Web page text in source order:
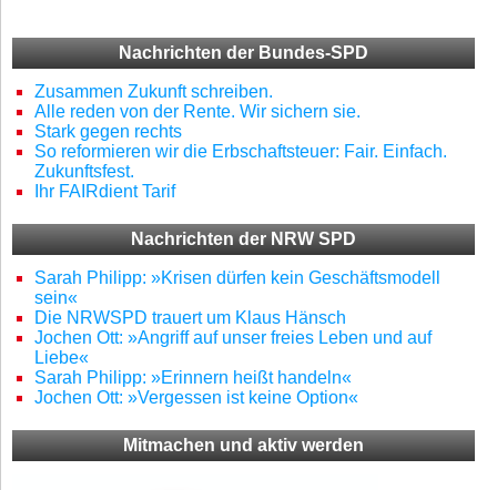
Nachrichten der Bundes-SPD
Zusammen Zukunft schreiben.
Alle reden von der Rente. Wir sichern sie.
Stark gegen rechts
So reformieren wir die Erbschaftsteuer: Fair. Einfach.
Zukunftsfest.
Ihr FAIRdient Tarif
Nachrichten der NRW SPD
Sarah Philipp: »Krisen dürfen kein Geschäftsmodell
sein«
Die NRWSPD trauert um Klaus Hänsch
Jochen Ott: »Angriff auf unser freies Leben und auf
Liebe«
Sarah Philipp: »Erinnern heißt handeln«
Jochen Ott: »Vergessen ist keine Option«
Mitmachen und aktiv werden